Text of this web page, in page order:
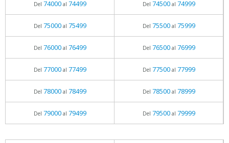
Del 74000al 74499 Del 74500al 74999
Del 75000al 75499 Del 75500al 75999
Del 76000al 76499 Del 76500al 76999
Del 77000al 77499 Del 77500al 77999
Del 78000al 78499 Del 78500al 78999
Del 79000al 79499 Del 79500al 79999